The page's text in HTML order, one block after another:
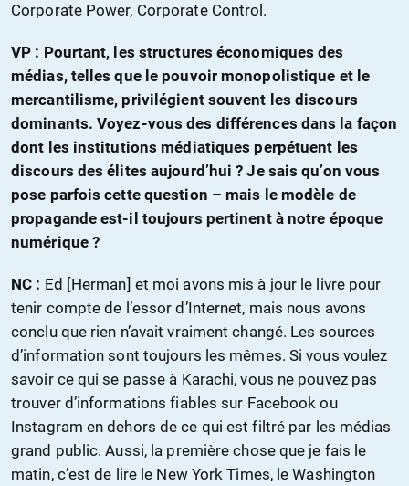
Corporate Power, Corporate Control.
VP : Pourtant, les structures économiques des
médias, telles que le pouvoir monopolistique et le
mercantilisme, privilégient souvent les discours
dominants. Voyez-vous des différences dans la façon
dont les institutions médiatiques perpétuent les
discours des élites aujourd’hui ? Je sais qu’on vous
pose parfois cette question – mais le modèle de
propagande est-il toujours pertinent à notre époque
numérique ?
NC : Ed [Herman] et moi avons mis à jour le livre pour
tenir compte de l’essor d’Internet, mais nous avons
conclu que rien n’avait vraiment changé. Les sources
d’information sont toujours les mêmes. Si vous voulez
savoir ce qui se passe à Karachi, vous ne pouvez pas
trouver d’informations fiables sur Facebook ou
Instagram en dehors de ce qui est filtré par les médias
grand public. Aussi, la première chose que je fais le
matin, c’est de lire le New York Times, le Washington